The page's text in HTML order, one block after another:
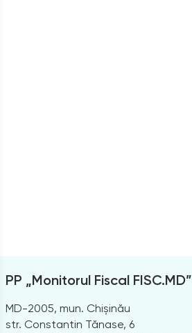
PP „Monitorul Fiscal FISC.MD”
MD-2005, mun. Chișinău
str. Constantin Tănase, 6